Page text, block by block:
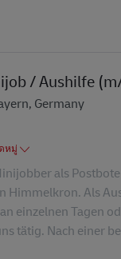
/ Aushilfe
Germany
ดหมู่
als
Himmelkron. Als
einzelnen Tagen
tätig. Nach einer